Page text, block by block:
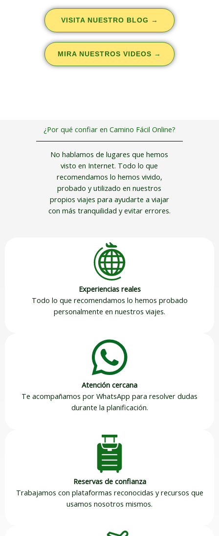
VISITA NUESTRO BLOG →
MIRA NUESTROS VIDEOS →
¿Por qué confiar en Camino Fácil Online?
No hablamos de lugares que hemos
visto en Internet. Todo lo que
recomendamos lo hemos vivido,
probado y utilizado en nuestros
propios viajes para ayudarte a viajar
con más tranquilidad y evitar errores.
Experiencias reales
Todo lo que recomendamos lo hemos probado
personalmente en nuestros viajes.
Atención cercana
Te acompañamos por WhatsApp para resolver dudas
durante la planificación.
Reservas de confianza
Trabajamos con plataformas reconocidas y recursos que
usamos nosotros mismos.